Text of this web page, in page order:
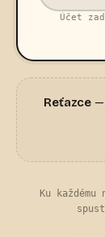
Účet
Reťazce—
Ku